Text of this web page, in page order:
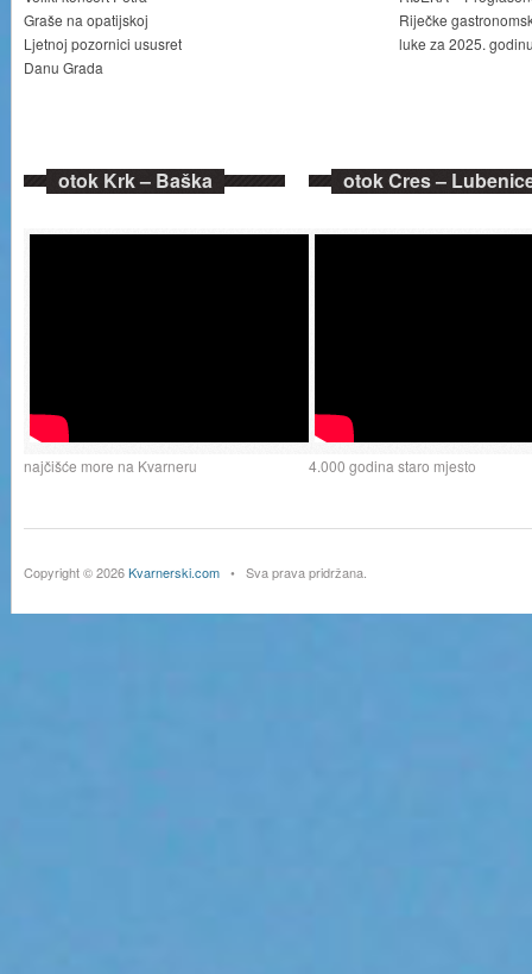
Graše na opatijskoj
Ljetnoj pozornici ususret
Danu Grada
Riječke
luke za 2025.
otok Krk – Baška
najčišće more na Kvarneru
otok Cres –
4.000 godina staro mjesto
Copyright © 2026Kvarnerski.com • Sva prava pridržana.